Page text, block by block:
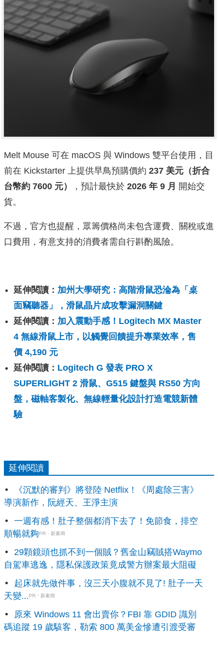
Melt Mouse 可在 macOS 與 Windows 雙平台使用，目
前在 Kickstarter 上提供早鳥預購價約 237 美元（折合
台幣約 7600 元）
，預計最快於 2026 年 9 月 開始交
貨。
不過，官方也提醒，眾籌價格尚未包含運費、關稅或進
口費用，有意支持的消費者需自行斟酌風險。
延伸閱讀： 加州大學研究：高階滑鼠恐淪為「桌
面竊聽器」，滑鼠晶片成攻擊漏洞關鍵
延伸閱讀： 加入震動手感！Logitech MX Master
4 無線滑鼠上市，以觸覺回饋提升專業效率，售
價 4,190 元
延伸閱讀： Logitech G 發表 PRO X
SUPERLIGHT 2 滑鼠、G515 鍵盤與 RS50 方向
盤，磁軸客製化、無線輕量化設計打造電競新體
驗
延伸閱讀
《沉默的審判》將登陸 Netflix！《周處除三害》
導演新作，阮經天、王淨主演
一週有感！肚子整個都消下去了！免節食，排空
順暢就夠PR・新素簡
29顆鏡頭也抓不到一個賊？舊金山竊賊搭Waymo
自駕車逃逸，隱私保護政策竟成警方辦案最大阻礙
起床就先做件事，沒三天小腹就不見了! 肚子一天
天變...PR・新素簡
原來 Windows 11 會出賣你？FBI 靠 GDID 識別
碼追蹤 19 歲駭客，勒索 800 萬美金慘遭引渡受審